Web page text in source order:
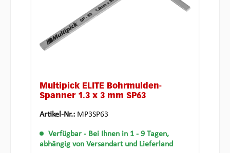
Multipick ELITE Bohrmulden-
Spanner 1.3 x 3 mm SP63
Artikel-Nr.: MP3SP63
Verfügbar - Bei Ihnen in 1 - 9 Tagen,
abhängig von Versandart und Lieferland